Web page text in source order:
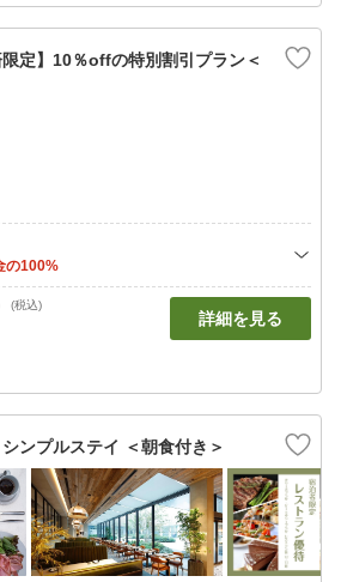
限定】10％offの特別割引プラン＜
(税込)
詳細を見る
ンプルステイ ＜朝食付き＞